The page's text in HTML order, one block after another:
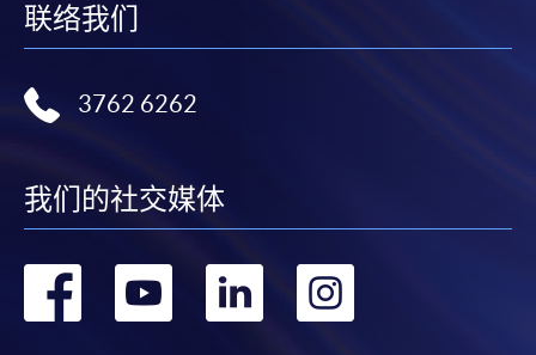
联络我们
3762 6262
我们的社交媒体
转 转 转 转